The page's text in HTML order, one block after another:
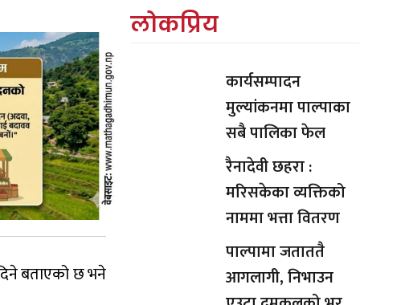
बताएको छ भने
लोकप्रिय
कार्यसम्पादन
मुल्यांकनमा पाल्पाका
सबै पालिका फेल
रैनादेवी छहरा :
मरिसकेका व्यक्तिको
नाममा भत्ता वितरण
पाल्पामा जताततै
आगलागी, निभाउन